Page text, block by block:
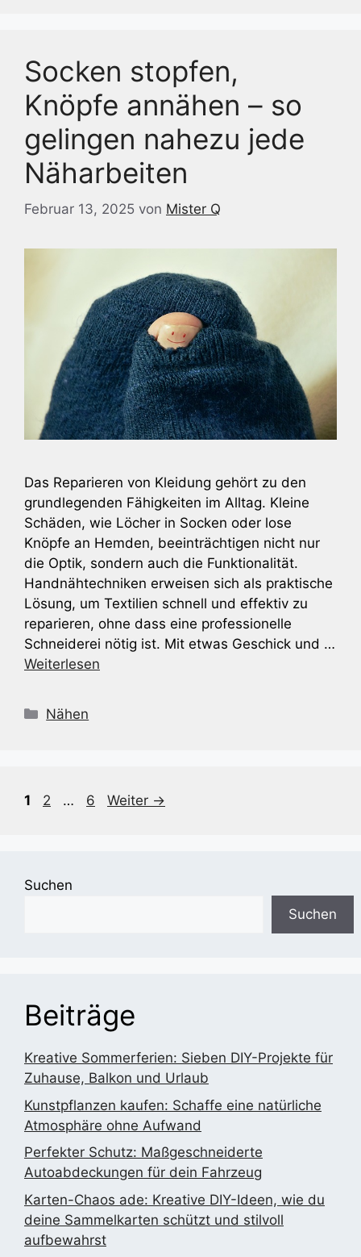
Socken stopfen,
Knöpfe annähen – so
gelingen nahezu jede
Näharbeiten
Februar 13, 2025 von Mister Q
Das Reparieren von Kleidung gehört zu den
grundlegenden Fähigkeiten im Alltag. Kleine
Schäden, wie Löcher in Socken oder lose
Knöpfe an Hemden, beeinträchtigen nicht nur
die Optik, sondern auch die Funktionalität.
Handnähtechniken erweisen sich als praktische
Lösung, um Textilien schnell und effektiv zu
reparieren, ohne dass eine professionelle
Schneiderei nötig ist. Mit etwas Geschick und …
Weiterlesen
Kategorien
Nähen
Seite
1 Seite
2 … Seite
6 Weiter →
Suchen
Suchen
Beiträge
Kreative Sommerferien: Sieben DIY-Projekte für
Zuhause, Balkon und Urlaub
Kunstpflanzen kaufen: Schaffe eine natürliche
Atmosphäre ohne Aufwand
Perfekter Schutz: Maßgeschneiderte
Autoabdeckungen für dein Fahrzeug
Karten-Chaos ade: Kreative DIY-Ideen, wie du
deine Sammelkarten schützt und stilvoll
aufbewahrst